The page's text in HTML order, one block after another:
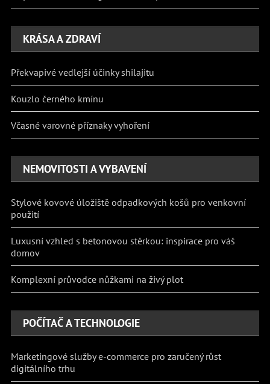
KRÁSA A ZDRAVÍ
Překvapivé vedlejší účinky shilajitu
Kouzlo černého kmínu
Včasné varovné příznaky vyhoření
NEMOVITOSTI A VYBAVENÍ
Stylové kovové úložiště odpadkových košů pro venkovní
použití
Luxusní vzhled s betonovou stěrkou: inspirace pro váš
domov
Komplexní průvodce nůžkami na živý plot
POČÍTAČ A TECHNOLOGIE
Marketingové služby e-commerce pro zaručený růst
digitálního trhu